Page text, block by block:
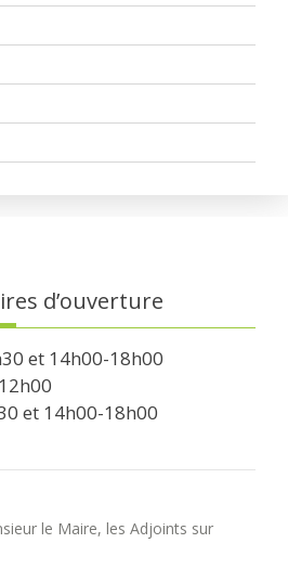
d’ouverture
et 14h00-18h00
et 14h00-18h00
le Maire, les Adjoints sur